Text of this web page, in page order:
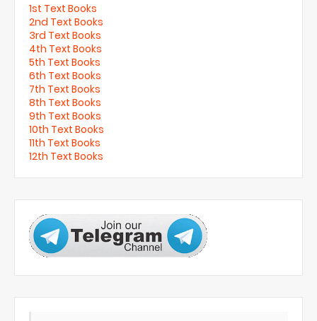
1st Text Books
2nd Text Books
3rd Text Books
4th Text Books
5th Text Books
6th Text Books
7th Text Books
8th Text Books
9th Text Books
10th Text Books
11th Text Books
12th Text Books